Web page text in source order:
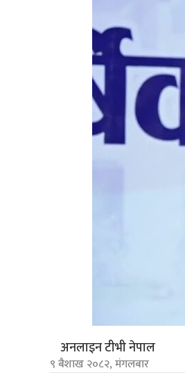
अनलाइन टीभी नेपाल
९ बैशाख २०८२, मंगलबार